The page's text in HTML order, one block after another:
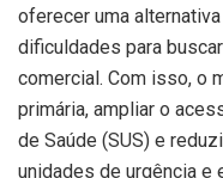
oferecer uma
dificuldades para
comercial. Com isso, o
primária, ampliar o
de Saúde (SUS) e
unidades de urgência e